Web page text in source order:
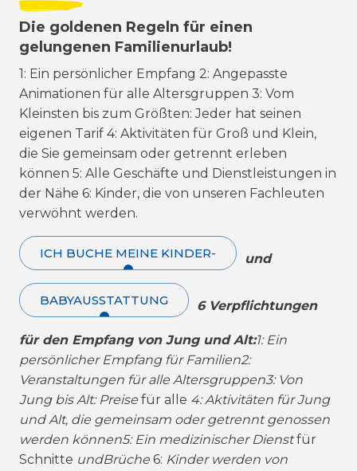
Die goldenen Regeln für einen
gelungenen Familienurlaub!
1: Ein persönlicher Empfang 2: Angepasste
Animationen für alle Altersgruppen 3: Vom
Kleinsten bis zum Größten: Jeder hat seinen
eigenen Tarif 4: Aktivitäten für Groß und Klein,
die Sie gemeinsam oder getrennt erleben
können 5: Alle Geschäfte und Dienstleistungen in
der Nähe 6: Kinder, die von unseren Fachleuten
verwöhnt werden.
ICH BUCHE MEINE KINDER- und
BABYAUSSTATTUNG 6 Verpflichtungen
für den Empfang von Jung und Alt:1: Ein
persönlicher Empfang für Familien2:
Veranstaltungen für alle Altersgruppen3: Von
Jung bis Alt: Preise für alle 4: Aktivitäten für Jung
und Alt, die gemeinsam oder getrennt genossen
werden können5: Ein medizinischer Dienstfür
Schnitte undBrüche 6: Kinder werden von